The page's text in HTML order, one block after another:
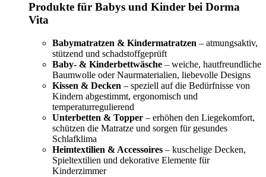
Produkte für Babys und Kinder bei Dorma
Vita
Babymatratzen & Kindermatratzen – atmungsaktiv,
stützend und schadstoffgeprüft
Baby- & Kinderbettwäsche – weiche, hautfreundliche
Baumwolle oder Naurmaterialien, liebevolle Designs
Kissen & Decken – speziell auf die Bedürfnisse von
Kindern abgestimmt, ergonomisch und
temperaturregulierend
Unterbetten & Topper – erhöhen den Liegekomfort,
schützen die Matratze und sorgen für gesundes
Schlafklima
Heimtextilien & Accessoires – kuschelige Decken,
Spieltextilien und dekorative Elemente für
Kinderzimmer